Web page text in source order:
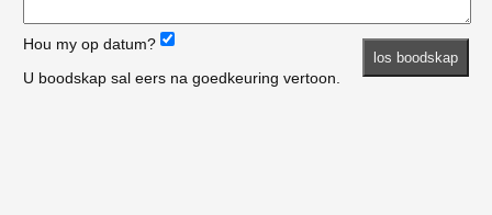
Hou my op datum?
U boodskap sal eers na goedkeuring vertoon.